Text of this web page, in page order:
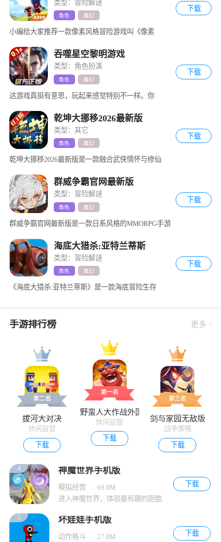
类型：冒险解谜
角色 魔幻
下载
小编给大家推荐一款像素风格冒险游戏叫《像素
吞噬星空黎明游戏
类型：角色扮演
角色 魔幻
下载
这游戏真挺有意思，玩起来感觉特别不一样。你
乾坤大挪移2026最新版
类型：其它
角色 魔幻
下载
乾坤大挪移2026最新版是一款融合武侠情怀与修仙
群威争霸官网最新版
类型：冒险解谜
角色 魔幻
下载
群威争霸官网最新版是一款日系风格的MMORPG手游
海底大猎杀:亚特兰蒂斯
类型：冒险解谜
角色 魔幻
下载
《海底大猎杀:亚特兰蒂斯》是一款海底冒险生存
手游排行榜 更多
拔河大对决
休闲益智
下载
野蛮人大作战外国版
休闲益智
下载
剑与家园无敌版
战争策略
下载
4 神魔世界手机版
模拟经营
69.8M
下载
5 坏娃娃手机版
动作格斗
27.8M
下载